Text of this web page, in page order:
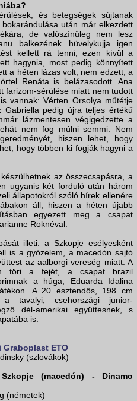
és betegségek sújtanak
után már elkezdett
de valószínűleg nem lesz
balkezének hüvelykujja igen
kellett rá tenni, ezen kívül a
hagynia, most pedig könnyített
a héten lázas volt, nem edzett, a
Renáta is belázasodott. Ana
farizom-sérülése miatt nem tudott
vannak: Vérten Orsolya műtétje
pedig újra teljes értékű
lázmentesen végigedzette a
nem fog múlni semmi. Nem
hiszen lehet, hogy
hogy többen ki fogják hagyni a
az összecsapásra, a
ugyanis két forduló után három
állapotokról szóló hírek ellenére
áll, hiszen a héten újabb
egyezett meg a csapat
Roknéval.
illeti: a Szkopje esélyesként
is a győzelem, a macedón sajtó
az aalborgi vereség miatt. A
töri a fejét, a csapat brazil
a húga, Eduarda Idalina
A 20 esztendős, 198 cm
tavalyi, csehországi junior-
dél-amerikai együttesnek, s
is.
Graboplast ETO
(szlovákok)
(macedón) - Dinamo
(németek)